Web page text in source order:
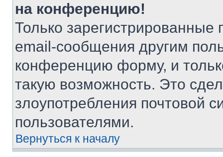
на конференцию!
Только зарегистрированные
email-сообщения другим
конференцию форму, и
такую возможность. Это
злоупотребления почтовой
пользователями.
Вернуться к началу